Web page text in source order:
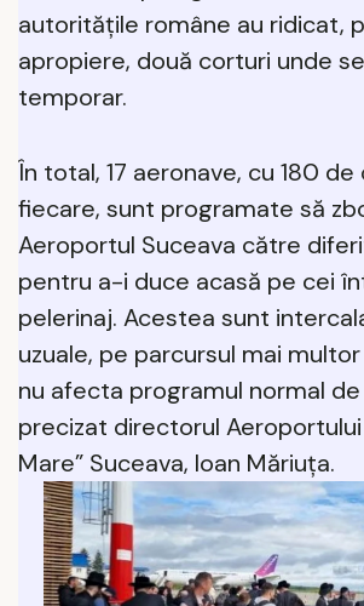
autorităţile române au ridicat,
apropiere, două corturi unde
temporar.
În total, 17 aeronave, cu 180
fiecare, sunt programate să
Aeroportul Suceava către
pentru a-i duce acasă pe cei
pelerinaj. Acestea sunt
uzuale, pe parcursul mai
nu afecta programul normal de
precizat directorul
Mare” Suceava, Ioan Măriuța.